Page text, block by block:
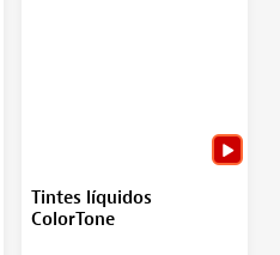
Tintes líquidos
ColorTone